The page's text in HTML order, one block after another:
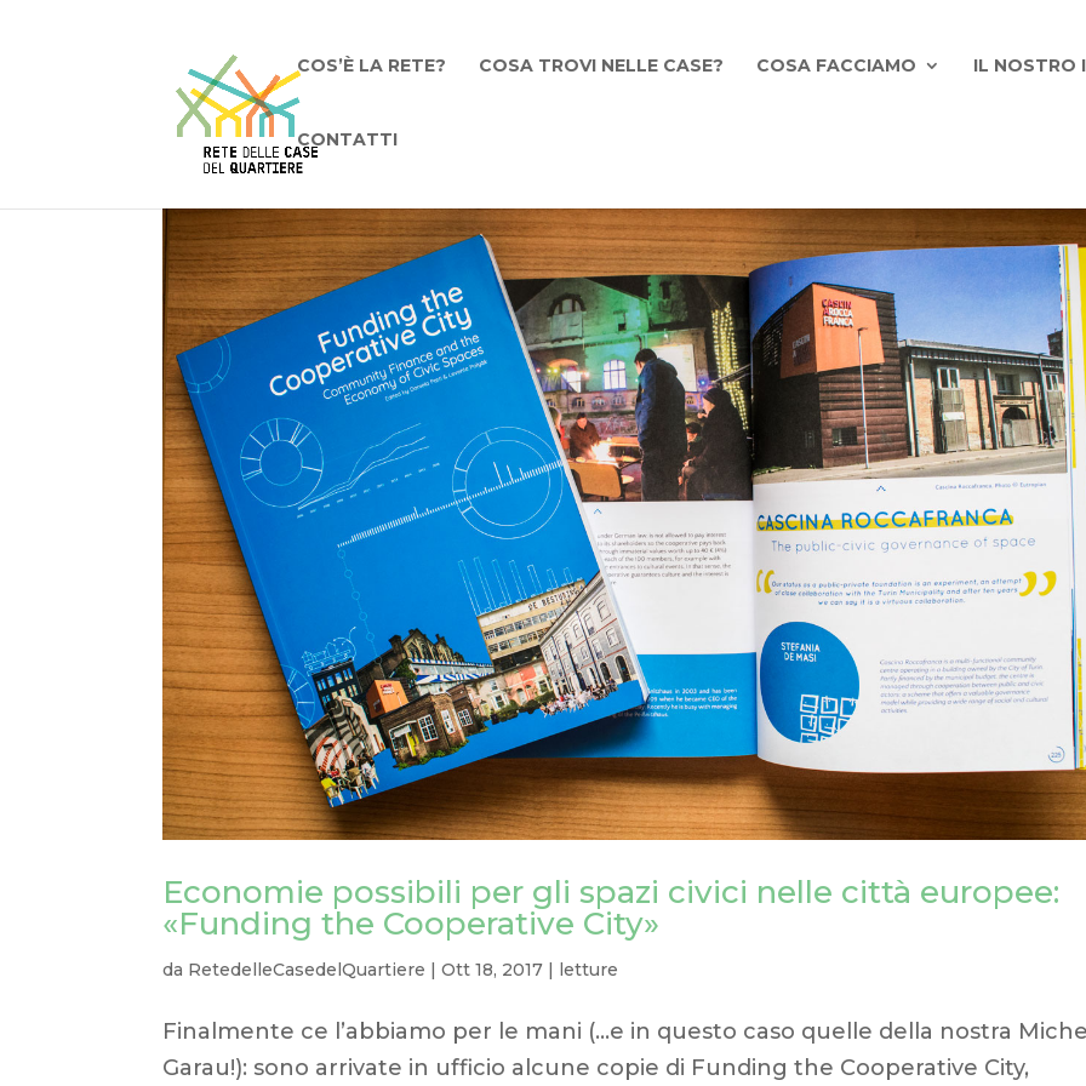
COS’È LA RETE? COSA TROVI NELLE CASE? COSA FACCIAMO IL NOSTRO
CONTATTI
Economie possibili per gli spazi civici nelle città europee:
«Funding the Cooperative City»
da RetedelleCasedelQuartiere |Ott 18, 2017 | letture
Finalmente ce l’abbiamo per le mani (…e in questo caso quelle della nostra
Garau!): sono arrivate in ufficio alcune copie di Funding the Cooperative City,